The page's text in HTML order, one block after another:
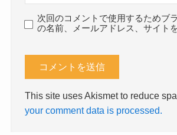
次回のコメントで使用するためブ
の名前、メールアドレス、サイト
This site uses Akismet to reduce
your comment data is processed.